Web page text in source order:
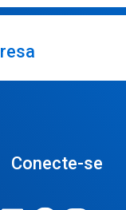
Conecte-se